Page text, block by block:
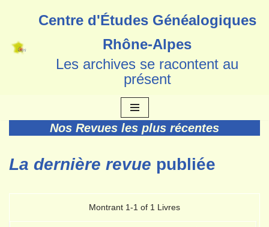
au
Centre d'Études Généalogiques
Rhône-Alpes
Les archives se racontent au
présent
Nos Revues les plus récentes
La dernière revue publiée
Montrant 1-1 of 1 Livres